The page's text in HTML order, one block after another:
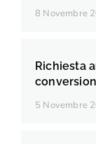
8 Novembre
Richiesta
5 Novembre